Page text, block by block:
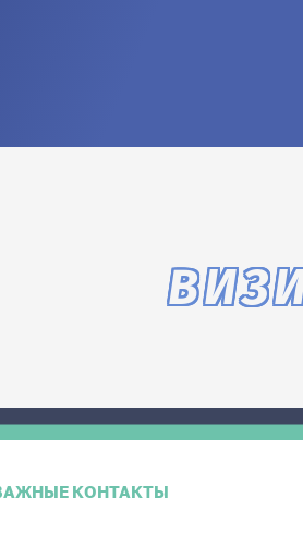
КОНТАКТЫ